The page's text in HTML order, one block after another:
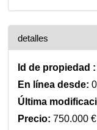
detalles
Id de propiedad :
En línea desde:
Última
Precio: 750.000 €